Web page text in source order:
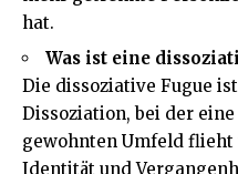
hat.
Was ist eine
Die dissoziative Fugue
Dissoziation, bei der
gewohnten Umfeld
Identität und